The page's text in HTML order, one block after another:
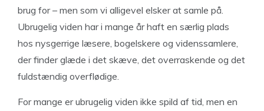
brug for – men som vi alligevel elsker at samle på.
Ubrugelig viden har i mange år haft en særlig plads
hos nysgerrige læsere, bogelskere og videnssamlere,
der finder glæde i det skæve, det overraskende og det
fuldstændig overflødige.
For mange er ubrugelig viden ikke spild af tid, men en